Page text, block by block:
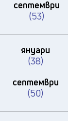
септември
(53)
януари
(38)
септември
(50)